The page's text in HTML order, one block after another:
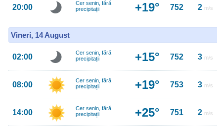
20:00
Cer senin, fără
precipitații
+19° 752 2 m/s
Vineri, 14 August
02:00
Cer senin, fără
precipitații
+15° 752 3 m/s
08:00
Cer senin, fără
precipitații
+19° 753 3 m/s
14:00
Cer senin, fără
precipitații
+25° 751 2 m/s